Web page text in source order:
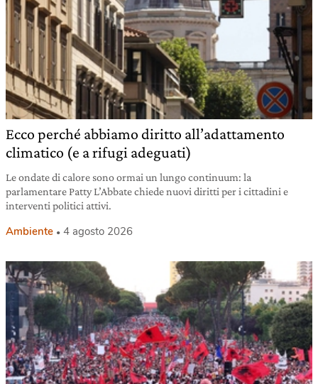
Ecco perché abbiamo diritto all’adattamento
climatico (e a rifugi adeguati)
Le ondate di calore sono ormai un lungo continuum: la
parlamentare Patty L’Abbate chiede nuovi diritti per i cittadini e
interventi politici attivi.
Ambiente 4 agosto 2026